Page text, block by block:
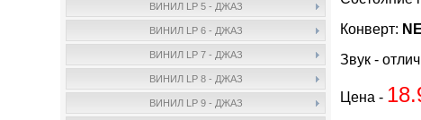
ВИНИЛ LP 5 - ДЖАЗ
ВИНИЛ LP 6 - ДЖАЗ
ВИНИЛ LP 7 - ДЖАЗ
ВИНИЛ LP 8 - ДЖАЗ
ВИНИЛ LP 9 - ДЖАЗ
Конверт:
Звук -
Цена -